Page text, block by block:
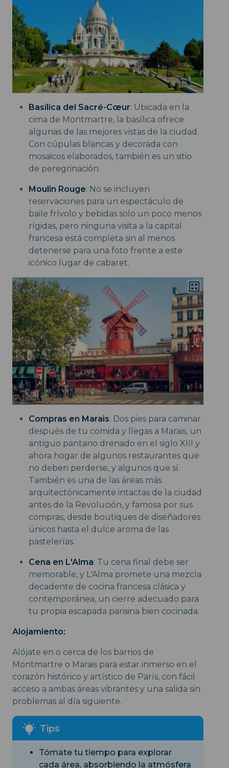
Basílica del Sacré-Cœur: Ubicada en la
cima de Montmartre, la basílica ofrece
algunas de las mejores vistas de la ciudad.
Con cúpulas blancas y decorada con
mosaicos elaborados, también es un sitio
de peregrinación.
Moulin Rouge: No se incluyen
reservaciones para un espectáculo de
baile frívolo y bebidas solo un poco menos
rígidas, pero ninguna visita a la capital
francesa está completa sin al menos
detenerse para una foto frente a este
icónico lugar de cabaret.
Compras en Marais: Dos pies para caminar
después de tu comida y llegas a Marais, un
antiguo pantano drenado en el siglo XIII y
ahora hogar de algunos restaurantes que
no deben perderse, y algunos que sí.
También es una de las áreas más
arquitectónicamente intactas de la ciudad
antes de la Revolución, y famosa por sus
compras, desde boutiques de diseñadores
únicos hasta el dulce aroma de las
pastelerías.
Cena en L'Alma: Tu cena final debe ser
memorable, y L'Alma promete una mezcla
decadente de cocina francesa clásica y
contemporánea, un cierre adecuado para
tu propia escapada parisina bien cocinada.
Alojamiento:
Alójate en o cerca de los barrios de
Montmartre o Marais para estar inmerso en el
corazón histórico y artístico de París, con fácil
acceso a ambas áreas vibrantes y una salida sin
problemas al día siguiente.
Tómate tu tiempo para explorar
cada área, absorbiendo la atmósfera